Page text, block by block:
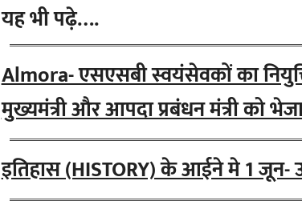
यह भी पढ़े….
Almora- एसएसबी स्वयंसेवकों का
मुख्यमंत्री और आपदा प्रबंधन मंत्री को
इतिहास (HISTORY) के आईने मे 1 जून-